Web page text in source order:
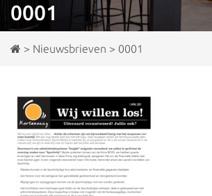
0001
> Nieuwsbrieven > 0001